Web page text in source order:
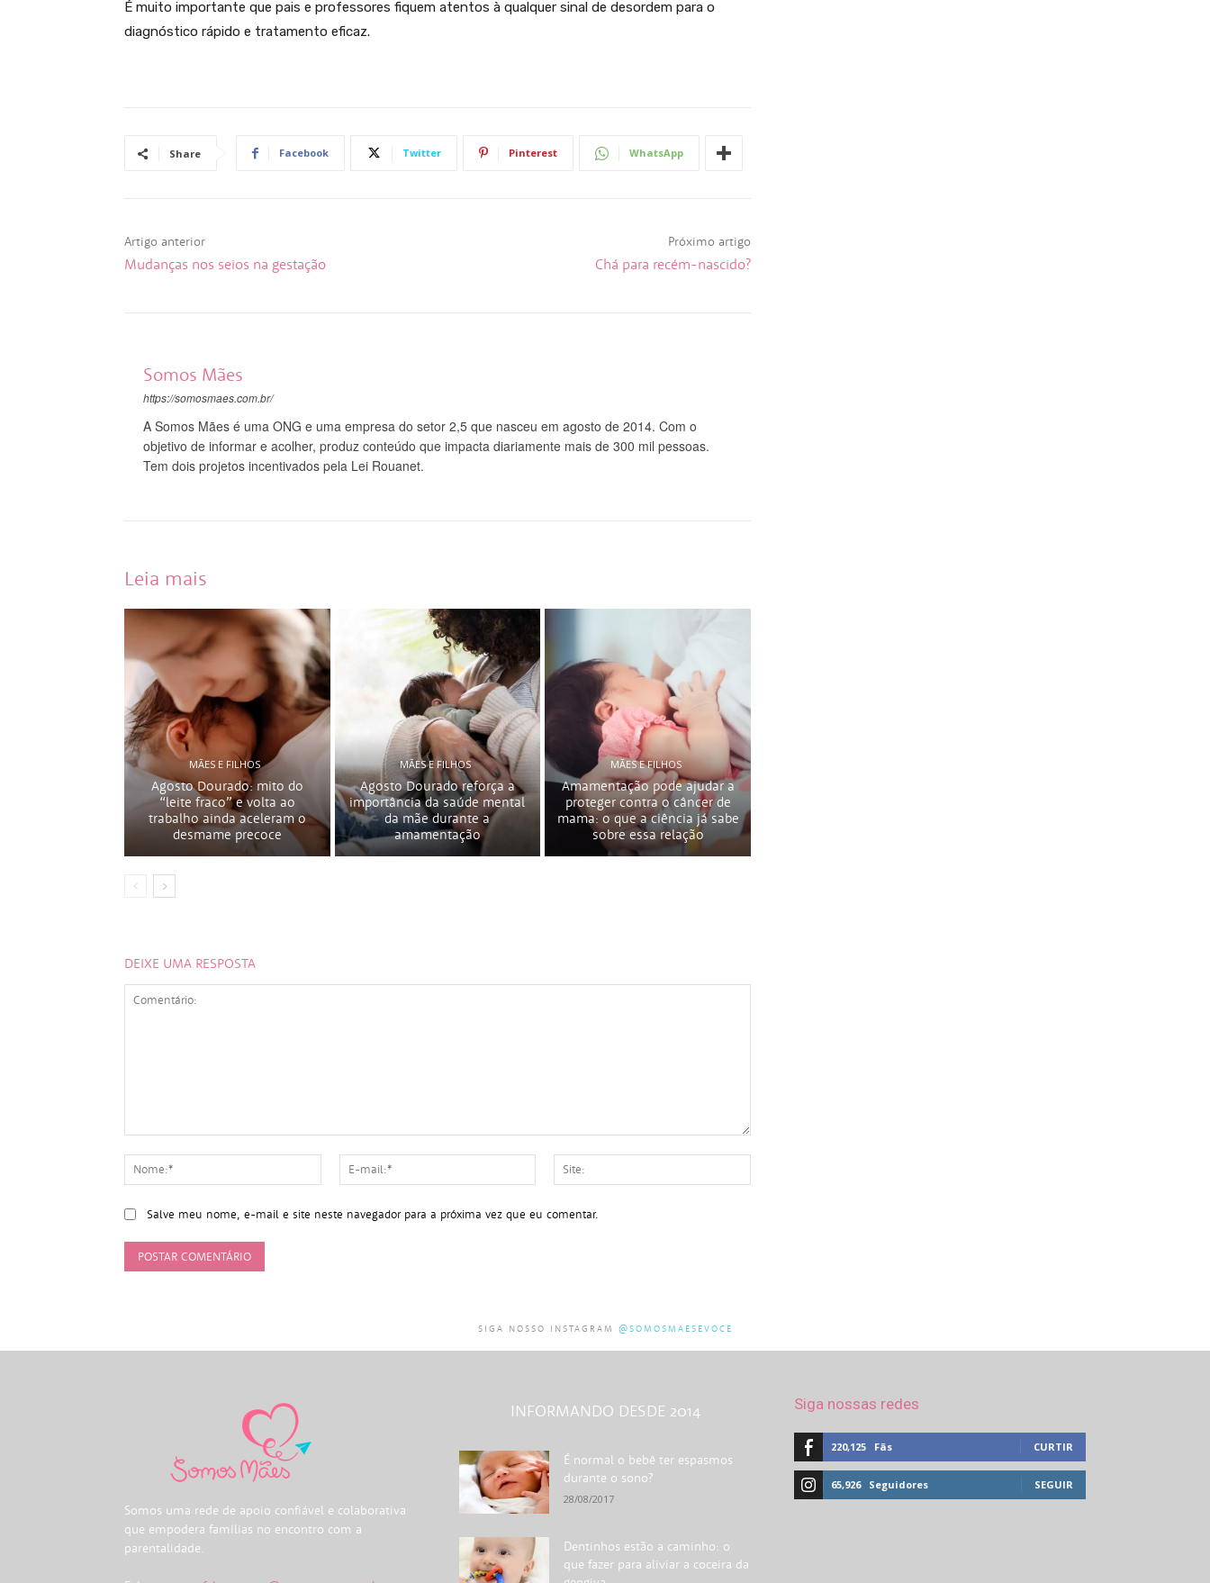
É muito importante que pais e professores fiquem atentos à qualquer sinal de desordem para o
diagnóstico rápido e tratamento eficaz.
Share Facebook Twitter Pinterest WhatsApp
Artigo anterior
Mudanças nos seios na gestação
Próximo artigo
Chá para recém-nascido?
Somos Mães
https://somosmaes.com.br/
A Somos Mães é uma ONG e uma empresa do setor 2,5 que nasceu em agosto de 2014. Com o
objetivo de informar e acolher, produz conteúdo que impacta diariamente mais de 300 mil pessoas.
Tem dois projetos incentivados pela Lei Rouanet.
Leia mais
MÃES E FILHOS
Agosto Dourado: mito do
“leite fraco” e volta ao
trabalho ainda aceleram o
desmame precoce
MÃES E FILHOS
Agosto Dourado reforça a
importância da saúde mental
da mãe durante a
amamentação
MÃES E FILHOS
Amamentação pode ajudar a
proteger contra o câncer de
mama: o que a ciência já sabe
sobre essa relação
DEIXE UMA RESPOSTA
Nome:*
mail:*
Salve meu nome, e-mail e site neste navegador para a próxima vez que eu comentar.
SIGA NOSSO INSTAGRAM @SOMOSMAESEVOCE
Somos uma rede de apoio confiável e colaborativa
que empodera famílias no encontro com a
parentalidade.
INFORMANDO DESDE 2014
É normal o bebê ter espasmos
durante o sono?
28/08/2017
Dentinhos estão a caminho: o
que fazer para aliviar a coceira da
Siga nossas redes
220,125 Fãs CURTIR
65,926 Seguidores SEGUIR